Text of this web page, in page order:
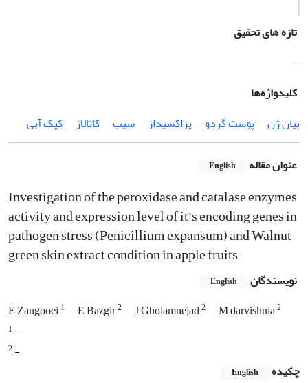
تازه های تحقیق
-
کلیدواژه‌ها
بیان ژن
پوست گردو پراکسیداز سیب کاتالاز کپک آبی
عنوان مقاله English
Investigation of the peroxidase and catalase enzymes
activity and expression level of it’s encoding genes in
pathogen stress (Penicillium expansum) and Walnut
green skin extract condition in apple fruits
نویسندگان English
E Zangooei1 E Bazgir2 J Gholamnejad2 M darvishnia2
1 -
2-
چکیده
English